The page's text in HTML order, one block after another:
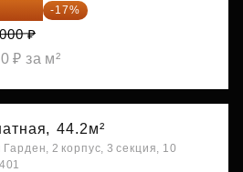
340 ₽ -17%
₽
₽ за м²
44.2м²
2 корпус, 3 секция, 10